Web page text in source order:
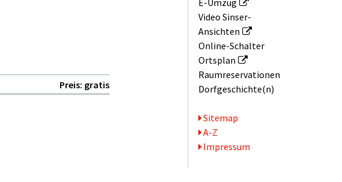
Video Sinser-
Ansichten
Online-Schalter
Ortsplan
Raum­reservationen
Dorfgeschichte(n)
Serviceseiten
Sitemap
A-Z
Impressum
Preis: gratis